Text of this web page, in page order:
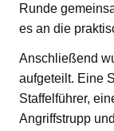
Runde
es an die
Anschließend
aufgeteilt. Eine
Staffelführer,
Angriffstrupp